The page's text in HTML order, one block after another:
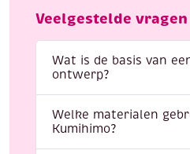
Veelgestelde vragen
Wat is de basis van
ontwerp?
Welke materialen
Kumihimo?